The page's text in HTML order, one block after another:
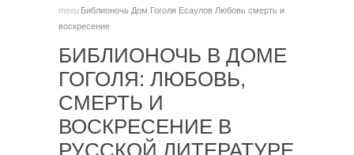
теги Библионочь Дом Гоголя Есаулов Любовь смерть и
воскресение
БИБЛИОНОЧЬ В ДОМЕ
ГОГОЛЯ: ЛЮБОВЬ,
СМЕРТЬ И
ВОСКРЕСЕНИЕ В
РУССКОЙ ЛИТЕРАТУРЕ